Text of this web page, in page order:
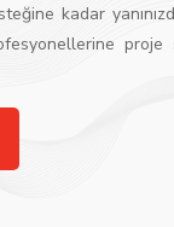
kadar
proje